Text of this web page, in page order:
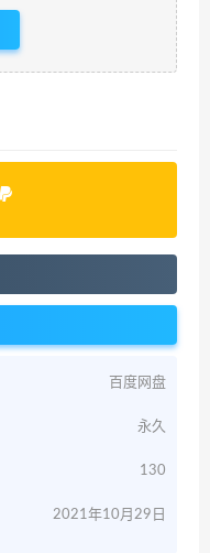
百度网盘
永久
130
2021年10月29日